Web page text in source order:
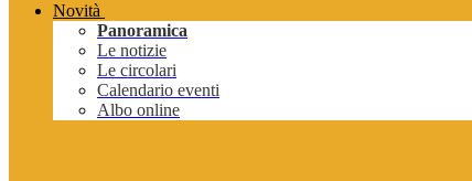
Novità
Panoramica
Le notizie
Le circolari
Calendario eventi
Albo online